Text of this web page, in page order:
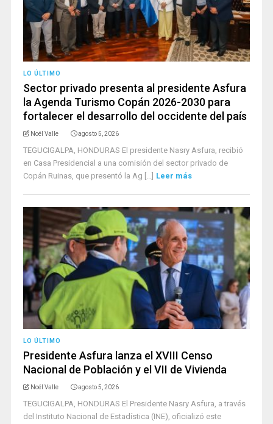
LO ÚLTIMO
Sector privado presenta al presidente Asfura
la Agenda Turismo Copán 2026-2030 para
fortalecer el desarrollo del occidente del país
Noél Valle agosto 5, 2026
TEGUCIGALPA, HONDURAS El presidente Nasry Asfura, recibió
en Casa Presidencial a una comisión del sector privado de
Copán Ruinas, que presentó la Ag [...] Leer más
LO ÚLTIMO
Presidente Asfura lanza el XVIII Censo
Nacional de Población y el VII de Vivienda
Noél Valle agosto 5, 2026
TEGUCIGALPA, HONDURAS El Presidente Nasry Asfura, a través
del Instituto Nacional de Estadística (INE), oficializó este